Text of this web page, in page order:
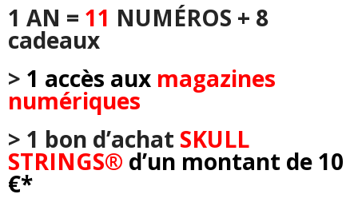
1 AN = 11 NUMÉROS + 8
cadeaux
> 1 accès aux magazines
numériques
> 1 bon d’achat SKULL
STRINGS® d’un montant de 10
€*